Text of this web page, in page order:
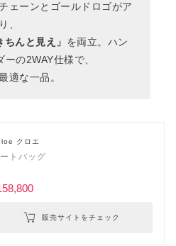
ェーンとゴールドロゴがア
、
ちんと見え」 を両立。ハン
ーの2WAY仕様で、
適な一品。
クロエ
ートバッグ
販売サイトをチェック